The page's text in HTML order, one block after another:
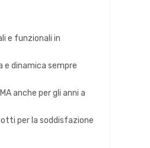
e funzionali in
dinamica sempre
anche per gli anni a
per la soddisfazione